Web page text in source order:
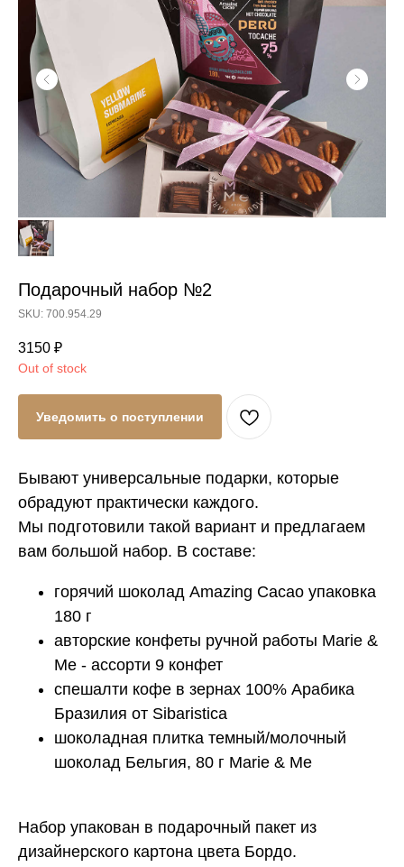
Подарочный набор №2
SKU: 700.954.29
3150 ₽
Out of stock
Уведомить о поступлении
Бывают универсальные подарки, которые
обрадуют практически каждого.
Мы подготовили такой вариант и предлагаем
вам большой набор. В составе:
горячий шоколад Amazing Cacao упаковка
180 г
авторские конфеты ручной работы Marie &
Me - ассорти 9 конфет
спешалти кофе в зернах 100% Арабика
Бразилия от Sibaristica
шоколадная плитка темный/молочный
шоколад Бельгия, 80 г Marie & Me
Набор упакован в подарочный пакет из
дизайнерского картона цвета Бордо.